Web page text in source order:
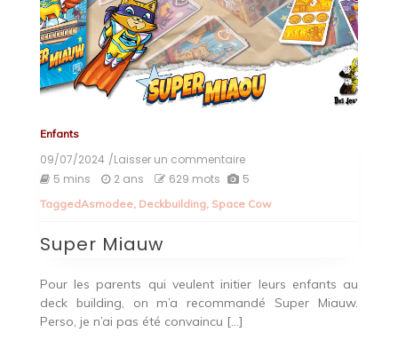
Enfants
09/07/2024 /Laisser un commentaireon
Super
5 mins 2 ans 629 mots 5
TaggedAsmodee, Deckbuilding, Space Cow
Super Miauw
Pour les parents qui veulent initier leurs enfants au
deck building, on m’a recommandé Super Miauw.
Perso, je n’ai pas été convaincu […]